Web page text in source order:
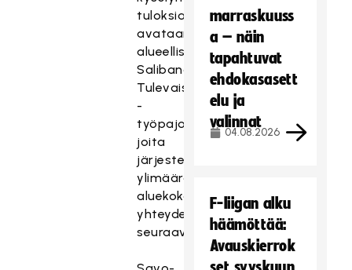
tuloksia
avataan
alueellisissa
Salibandyn
Tulevaisuus
-
työpajoissa,
joita
järjestetään
ylimääräisten
aluekokousten
yhteydessä
seuraavasti:
marraskuuss
a – näin
tapahtuvat
ehdokasasett
elu ja
valinnat
04.08.2026
F-liigan alku
häämöttää:
Avauskierrok